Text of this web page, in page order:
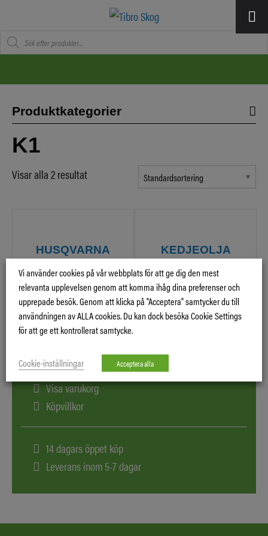
Produktsökning
Produktkategorier
K1
Visar alla 2 resultat
HUSQVARNA
KEDJEOLJA 1 L
KEDJEOLJA
CHAIN OIL 1L
Logga in
Visa varukorg
Köpvillkor
14 dagars öppet köp
Leverans inom 5-7 dagar
Vi använder cookies på vår webbplats för att ge dig den mest
relevanta upplevelsen genom att komma ihåg dina preferenser och
upprepade besök. Genom att klicka på "Acceptera" samtycker du till
användningen av ALLA cookies. Du kan dock besöka Cookie Settings
för att ge ett kontrollerat samtycke.
Cookie-inställningar Acceptera alla